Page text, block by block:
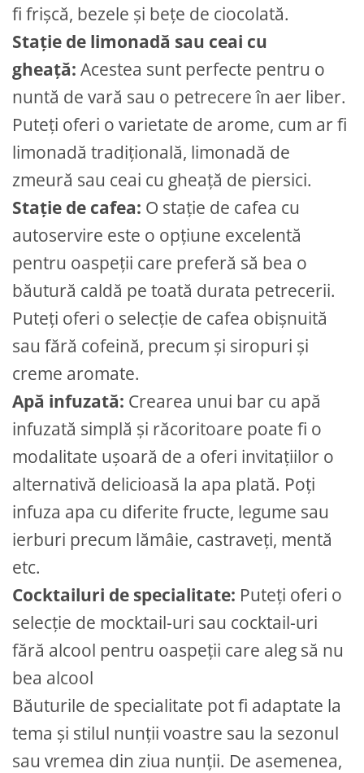
fi frișcă, bezele și bețe de ciocolată.
Stație de limonadă sau ceai cu
gheață: Acestea sunt perfecte pentru o
nuntă de vară sau o petrecere în aer liber.
Puteți oferi o varietate de arome, cum ar fi
limonadă tradițională, limonadă de
zmeură sau ceai cu gheață de piersici.
Stație de cafea: O stație de cafea cu
autoservire este o opțiune excelentă
pentru oaspeții care preferă să bea o
băutură caldă pe toată durata petrecerii.
Puteți oferi o selecție de cafea obișnuită
sau fără cofeină, precum și siropuri și
creme aromate.
Apă infuzată: Crearea unui bar cu apă
infuzată simplă și răcoritoare poate fi o
modalitate ușoară de a oferi invitațiilor o
alternativă delicioasă la apa plată. Poți
infuza apa cu diferite fructe, legume sau
ierburi precum lămâie, castraveți, mentă
etc.
Cocktailuri de specialitate: Puteți oferi o
selecție de mocktail-uri sau cocktail-uri
fără alcool pentru oaspeții care aleg să nu
bea alcool
Băuturile de specialitate pot fi adaptate la
tema și stilul nunții voastre sau la sezonul
sau vremea din ziua nunții. De asemenea,